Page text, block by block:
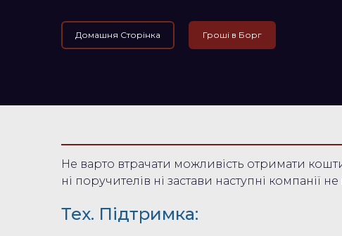
Домашня Сторінка Гроші в Борг
Не варто втрачати можливість отримати
ні поручителів ні застави наступні компанії
Тех. Підтримка: